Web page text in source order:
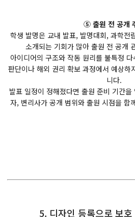
⑤ 출원 전 공개
학생 발명은 교내 발표, 발명대회, 과학전
소개되는 기회가 많아 출원 전 공개
아이디어의 구조와 작동 원리를 불특정
판단이나 해외 권리 확보 과정에서 예상하
니다.
발표 일정이 정해졌다면 출원 준비 기간
자, 변리사가 공개 범위와 출원 시점을 함
5. 디자인 등록으로 보